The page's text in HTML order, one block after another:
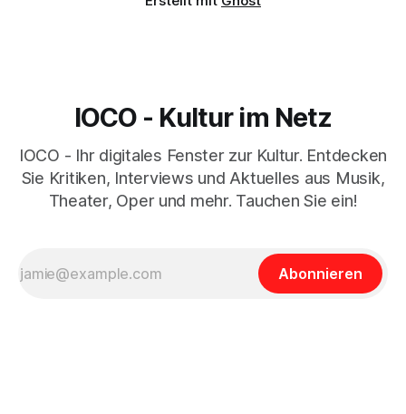
IOCO - Kultur im Netz
IOCO - Ihr digitales Fenster zur Kultur. Entdecken
Sie Kritiken, Interviews und Aktuelles aus Musik,
Theater, Oper und mehr. Tauchen Sie ein!
Abonnieren